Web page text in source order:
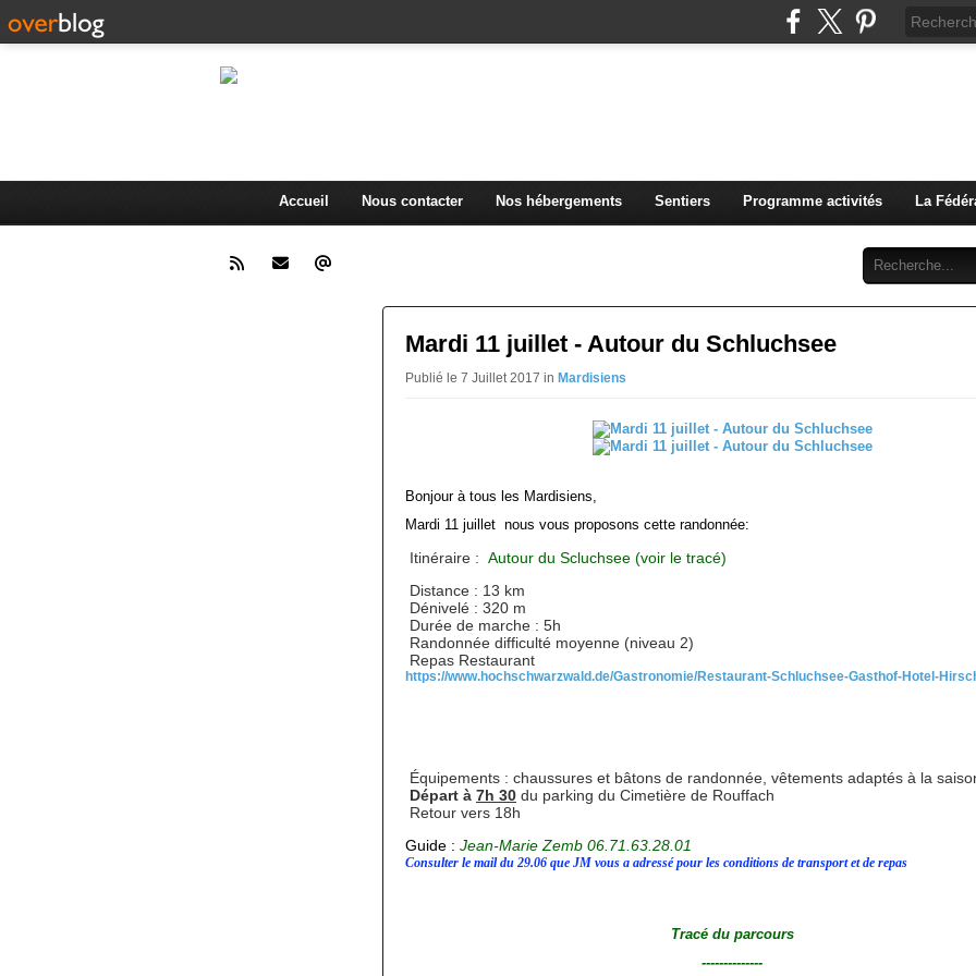
Accueil Nous contacter Nos hébergements Sentiers Programme activités La
Mardi 11 juillet - Autour du Schluchsee
Publié le 7 Juillet 2017 in Mardisiens
Bonjour à tous les Mardisiens,
Mardi 11 juillet nous vous proposons cette randonnée:
Itinéraire : Autour du Scluchsee (voir le tracé)
Distance : 13 km
Dénivelé : 320 m
Durée de marche : 5h
Randonnée difficulté moyenne (niveau 2)
Repas Restaurant
https://www.hochschwarzwald.de/Gastronomie/Restaurant-Schluchsee-Gasthof-Hotel-
Équipements : chaussures et bâtons de randonnée, vêtements adaptés à la
Départ à 7h 30 du parking du Cimetière de Rouffach
Retour vers 18h
Guide : Jean-Marie Zemb 06.71.63.28.01
Consulter le mail du 29.06 que JM vous a adressé pour les conditions de transport et de repas
Tracé du parcours
--------------